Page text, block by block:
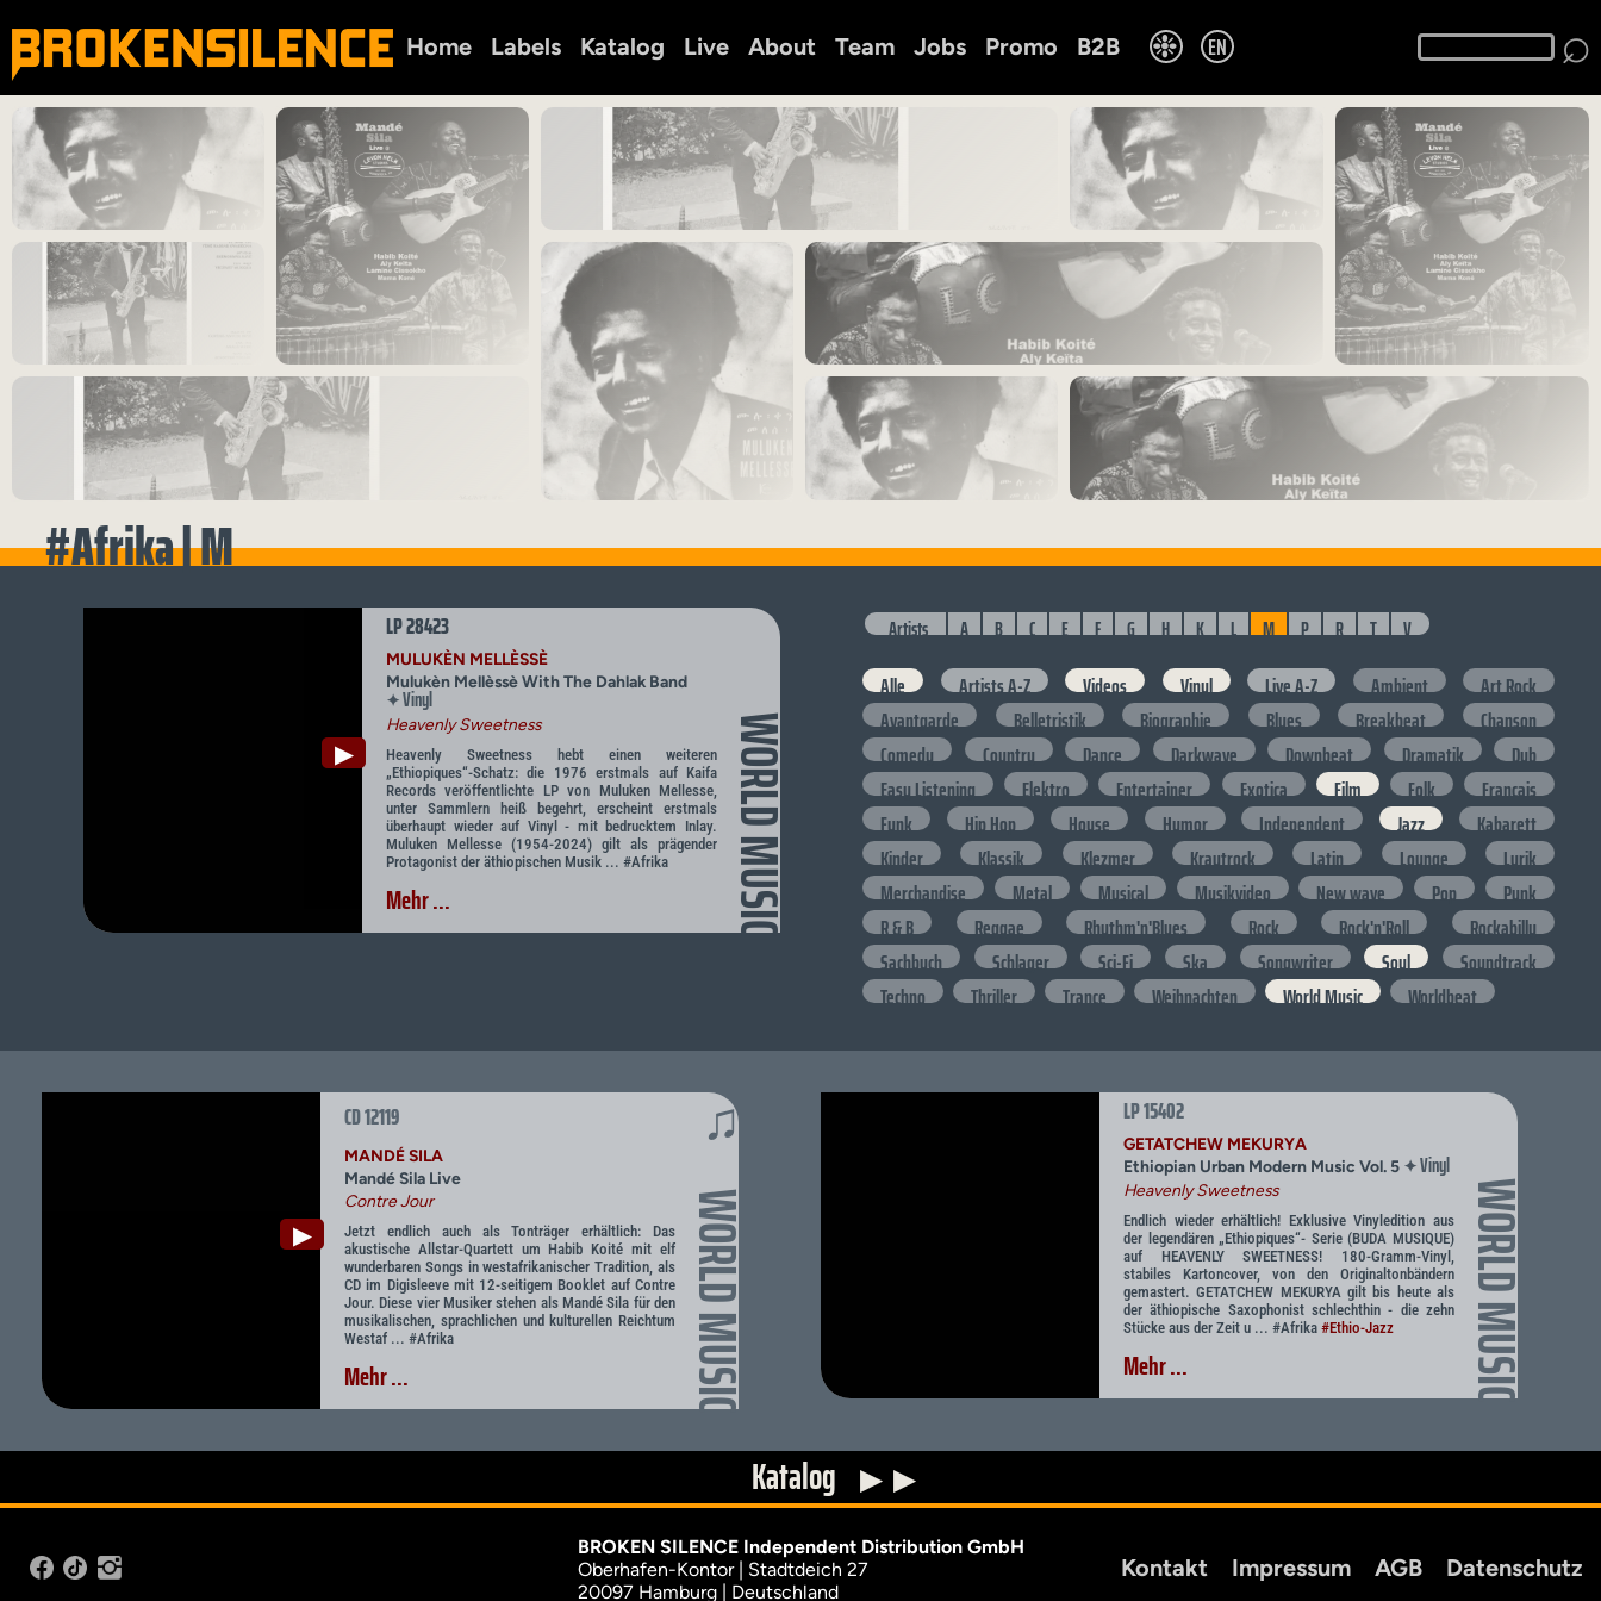
Home Labels Katalog Live About Team Jobs Promo B2B ❉ EN ⌕
#Afrika | M
▶
LP 28423
WORLD MUSIC
MULUKÈN MELLÈSSÈ
Mulukèn Mellèssè With The Dahlak Band
✦Vinyl
Heavenly Sweetness
Heavenly Sweetness hebt einen weiteren
„Ethiopiques“-Schatz: die 1976 erstmals auf Kaifa
Records veröffentlichte LP von Muluken Mellesse,
unter Sammlern heiß begehrt, erscheint erstmals
überhaupt wieder auf Vinyl - mit bedrucktem Inlay.
Muluken Mellesse (1954-2024) gilt als prägender
Protagonist der äthiopischen Musik ... #Afrika
Mehr ...
Artists A B C E F G H K L M P R T V
Alle Artists A-Z Videos Vinyl Live A-Z Ambient
Art Rock
Avantgarde
Belletristik Biographie Blues Breakbeat
Chanson
Comedy
Country Dance Darkwave Downbeat Dramatik
Dub
Easy Listening
Elektro Entertainer Exotica Film Folk
Francais
Funk
Hip Hop House Humor Independent Jazz
Kabarett
Kinder
Klassik Klezmer Krautrock Latin Lounge
Lyrik
Merchandise
Metal Musical Musikvideo New wave Pop
Punk
R & B
Reggae Rhythm'n'Blues Rock Rock'n'Roll
Rockabilly
Sachbuch
Schlager Sci-Fi Ska Songwriter Soul
Soundtrack
Techno
Thriller Trance Weihnachten World Music Worldbeat
▶
CD 12119 ♫
WORLD MUSIC
MANDÉ SILA
Mandé Sila Live
Contre Jour
Jetzt endlich auch als Tonträger erhältlich: Das
akustische Allstar-Quartett um Habib Koité mit elf
wunderbaren Songs in westafrikanischer Tradition, als
CD im Digisleeve mit 12-seitigem Booklet auf Contre
Jour. Diese vier Musiker stehen als Mandé Sila für den
musikalischen, sprachlichen und kulturellen Reichtum
Westaf ... #Afrika
Mehr ...
LP 15402
WORLD MUSIC
GETATCHEW MEKURYA
Ethiopian Urban Modern Music Vol. 5 ✦Vinyl
Heavenly Sweetness
Endlich wieder erhältlich! Exklusive Vinyledition aus
der legendären „Ethiopiques“- Serie (BUDA MUSIQUE)
auf HEAVENLY SWEETNESS! 180-Gramm-Vinyl,
stabiles Kartoncover, von den Originaltonbändern
gemastert. GETATCHEW MEKURYA gilt bis heute als
der äthiopische Saxophonist schlechthin - die zehn
Stücke aus der Zeit u ... #Afrika #Ethio-Jazz
Mehr ...
Katalog ▶ ▶
BROKEN SILENCE Independent Distribution GmbH
Oberhafen-Kontor | Stadtdeich 27
20097 Hamburg | Deutschland
Kontakt Impressum AGB Datenschutz